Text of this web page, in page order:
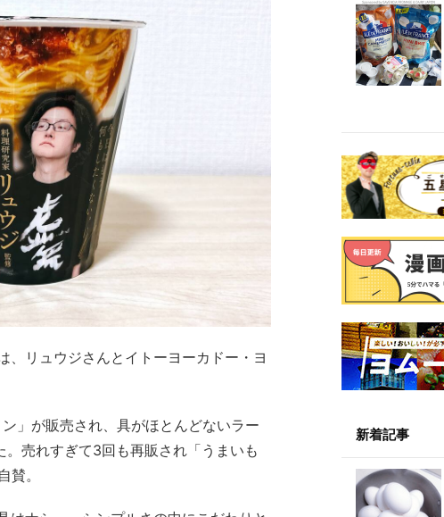
、リュウジさんとイトーヨーカドー・ヨ
」が販売され、具がほとんどないラー
。売れすぎて3回も再販され「うまいも
賛。
新着記事